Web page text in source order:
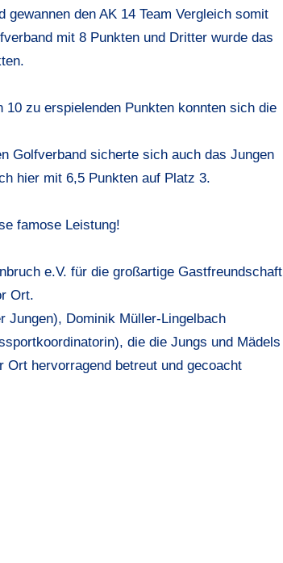
den AK 14 Team Vergleich somit
mit 8 Punkten und Dritter wurde das
zu erspielenden Punkten konnten sich die
Golfverband sicherte sich auch das Jungen
hier mit 6,5 Punkten auf Platz 3.
famose Leistung!
e.V. für die großartige Gastfreundschaft
Ort.
Jungen), Dominik Müller-Lingelbach
die die Jungs und Mädels
hervorragend betreut und gecoacht